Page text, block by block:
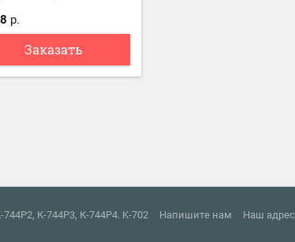
р.
Заказать
К-744Р3, К-744Р4. K-702 Напишите нам Наш адрес